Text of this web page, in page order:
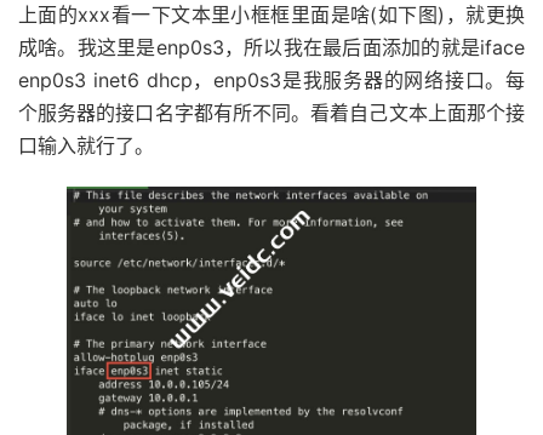
上面的xxx看一下文本里小框框里面是啥(如下图)，就更换
成啥。我这里是enp0s3，所以我在最后面添加的就是iface
enp0s3 inet6 dhcp，enp0s3是我服务器的网络接口。每
个服务器的接口名字都有所不同。看着自己文本上面那个接
口输入就行了。